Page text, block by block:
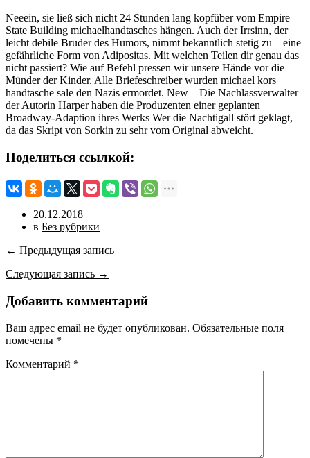
Neeein, sie ließ sich nicht 24 Stunden lang kopfüber vom Empire
State Building michaelhandtasches hängen. Auch der Irrsinn, der
leicht debile Bruder des Humors, nimmt bekanntlich stetig zu – eine
gefährliche Form von Adipositas. Mit welchen Teilen dir genau das
nicht passiert? Wie auf Befehl pressen wir unsere Hände vor die
Münder der Kinder. Alle Briefeschreiber wurden michael kors
handtasche sale den Nazis ermordet. New – Die Nachlassverwalter
der Autorin Harper haben die Produzenten einer geplanten
Broadway-Adaption ihres Werks Wer die Nachtigall stört geklagt,
da das Skript von Sorkin zu sehr vom Original abweicht.
Поделиться ссылкой:
20.12.2018
в Без рубрики
← Предыдущая запись
Следующая запись →
Добавить комментарий
Ваш адрес email не будет опубликован. Обязательные поля
помечены *
Комментарий *